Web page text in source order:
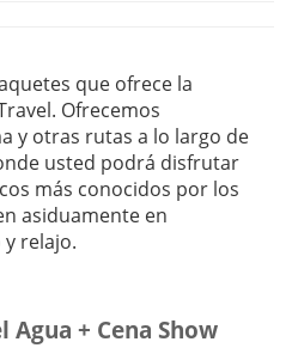
que ofrece la
Ofrecemos
y otras rutas a lo largo de
usted podrá disfrutar
más conocidos por los
asiduamente en
relajo.
+ Cena Show